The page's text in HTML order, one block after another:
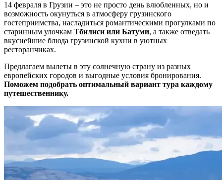
14 февраля в Грузии – это не просто день влюбленных, но и
возможность окунуться в атмосферу грузинского
гостеприимства, насладиться романтическими прогулками по
старинным улочкам Тбилиси или Батуми, а также отведать
вкуснейшие блюда грузинской кухни в уютных
ресторанчиках.
Предлагаем вылеты в эту солнечную страну из разных
европейских городов и выгодные условия бронирования.
Поможем подобрать оптимальный вариант тура каждому
путешественнику.